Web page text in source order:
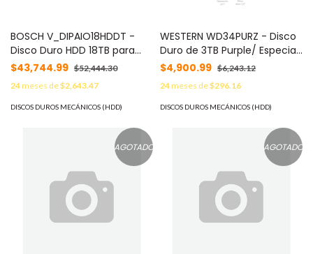
BOSCH V_DIPAIO18HDDT -
Disco Duro HDD 18TB para
DIVAR IP All-in-One
$43,744.99 $52,444.30
24meses de$2,643.47
DISCOS DUROS MECÁNICOS (HDD)
WESTERN WD34PURZ - Disco
Duro de 3TB Purple/ Especial
para Videovigilancia/ Trabajo
24/7/ Interface: Sata 6
Gb/s/ Hasta 64 Cámaras/
Hasta 16 Bahías de Discos
$4,900.99 $6,243.12
24meses de$296.16
DISCOS DUROS MECÁNICOS (HDD)
AGOTADO AGOTADO